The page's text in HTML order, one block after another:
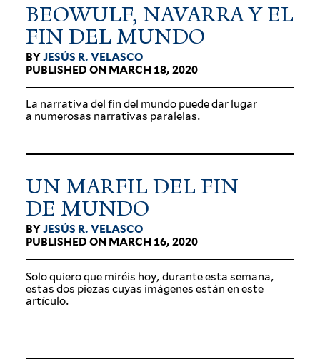
BEOWULF, NAVARRA Y EL
FIN DEL MUNDO
BYJESÚS R. VELASCO
PUBLISHED ON MARCH 18, 2020
La nar­rativa del fin del mundo puede dar lugar
a numerosas nar­ra­tivas paralelas.
UN MARFIL DEL FIN
DE MUNDO
BYJESÚS R. VELASCO
PUBLISHED ON MARCH 16, 2020
Solo quiero que miréis hoy, durante esta semana,
estas dos piezas cuyas imá­genes están en este
artículo.